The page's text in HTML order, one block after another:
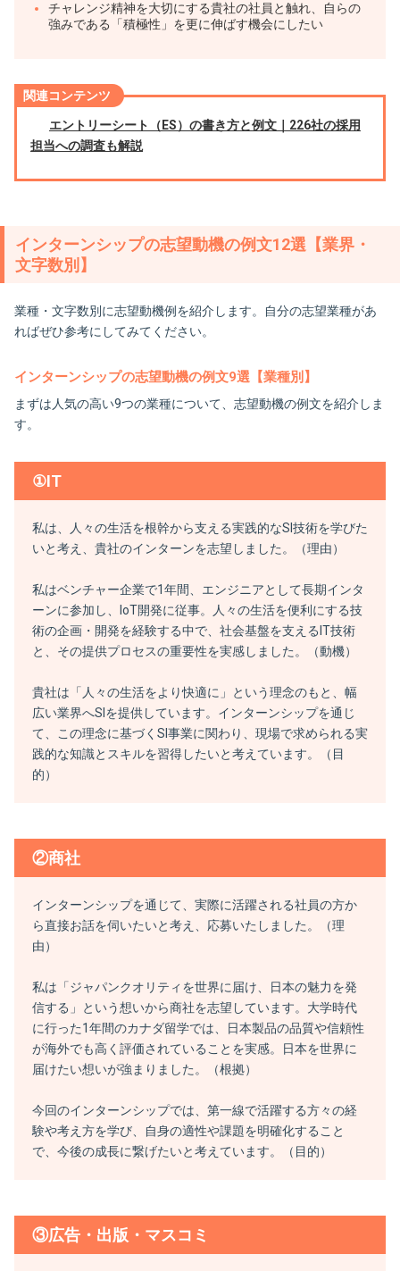
チャレンジ精神を大切にする貴社の社員と触れ、自らの
強みである「積極性」を更に伸ばす機会にしたい
関連コンテンツ
エントリーシート（ES）の書き方と例文｜226社の採用
担当への調査も解説
インターンシップの志望動機の例文12選【業界・
文字数別】
業種・文字数別に志望動機例を紹介します。自分の志望業種があ
ればぜひ参考にしてみてください。
インターンシップの志望動機の例文9選【業種別】
まずは人気の高い9つの業種について、志望動機の例文を紹介しま
す。
①IT
私は、人々の生活を根幹から支える実践的なSI技術を学びた
いと考え、貴社のインターンを志望しました。（理由）
私はベンチャー企業で1年間、エンジニアとして長期インタ
ーンに参加し、IoT開発に従事。人々の生活を便利にする技
術の企画・開発を経験する中で、社会基盤を支えるIT技術
と、その提供プロセスの重要性を実感しました。（動機）
貴社は「人々の生活をより快適に」という理念のもと、幅
広い業界へSIを提供しています。インターンシップを通じ
て、この理念に基づくSI事業に関わり、現場で求められる実
践的な知識とスキルを習得したいと考えています。（目
的）
②商社
インターンシップを通じて、実際に活躍される社員の方か
ら直接お話を伺いたいと考え、応募いたしました。（理
由）
私は「ジャパンクオリティを世界に届け、日本の魅力を発
信する」という想いから商社を志望しています。大学時代
に行った1年間のカナダ留学では、日本製品の品質や信頼性
が海外でも高く評価されていることを実感。日本を世界に
届けたい想いが強まりました。（根拠）
今回のインターンシップでは、第一線で活躍する方々の経
験や考え方を学び、自身の適性や課題を明確化すること
で、今後の成長に繋げたいと考えています。（目的）
③広告・出版・マスコミ